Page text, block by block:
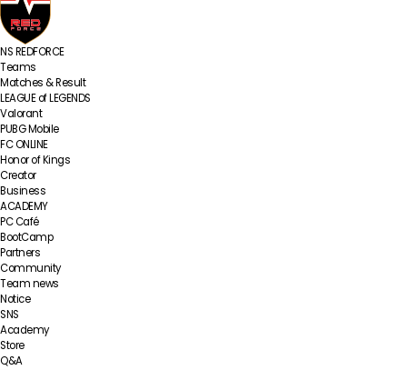
NS REDFORCE
Teams
Matches & Result
LEAGUE of LEGENDS
Valorant
PUBG Mobile
FC ONLINE
Honor of Kings
Creator
Business
ACADEMY
PC Café
BootCamp
Partners
Community
Team news
Notice
SNS
Academy
Store
Q&A